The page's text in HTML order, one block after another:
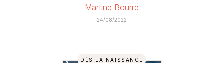
Martine Bourre
24/08/2022
DÈS LA NAISSANCE